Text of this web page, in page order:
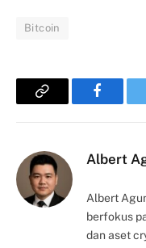
Bitcoin
Copy
Albert
Albert
berfokus
dan aset